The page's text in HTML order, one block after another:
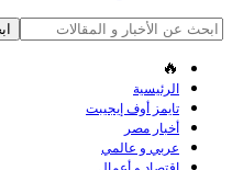
🔥
الرئيسية
تايمز أوف إيجيبت
أخبار مصر
عربي و عالمي